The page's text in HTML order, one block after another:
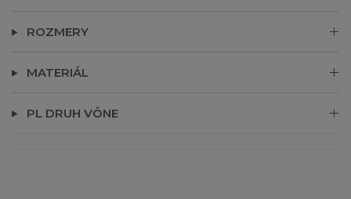
ROZMERY
MATERIÁL
PL DRUH VÔNE